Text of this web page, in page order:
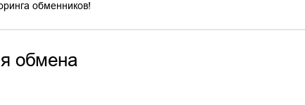
обмена